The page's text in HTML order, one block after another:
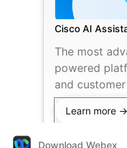
Cisco AI
The most
powered
and
Learn more →
Download Webex